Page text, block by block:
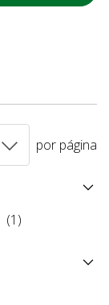
por página
(1)